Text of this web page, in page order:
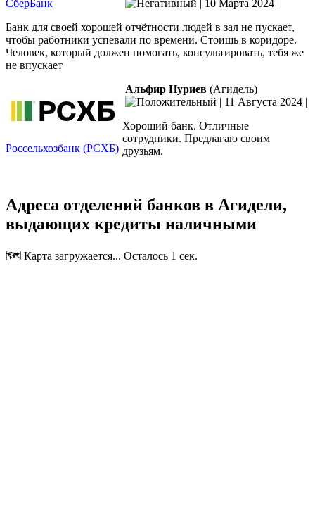
СберБанк 10 Марта 2024
Банк для своей хорошей отчётности людей в зал не пускает,
чтобы работники успевали по времени. Стоишь в коридоре.
Человек, который должен помогать, консультировать, тебя же
не впускает
Россельхозбанк (РСХБ)
Альфир Нуриев (Агидель)
11 Августа 2024
Хороший банк. Отличные
сотрудники. Предлагаю своим
друзьям.
Адреса отделений банков в Агидели,
выдающих кредиты наличными
🗺️ Карта загружается... Осталось 1 сек.